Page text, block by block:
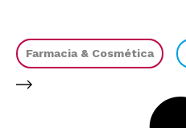
Farmacia & Cosmética